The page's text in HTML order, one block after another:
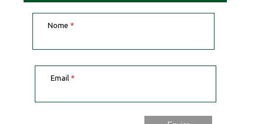
Nome *
Email *